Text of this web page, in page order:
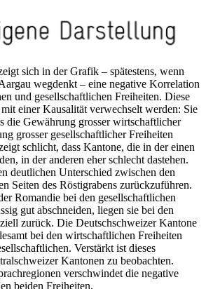
sich in der Grafik – spätestens, wenn
wegdenkt – eine negative Korrelation
und gesellschaftlichen Freiheiten. Diese
einer Kausalität verwechselt werden: Sie
die Gewährung grosser wirtschaftlicher
grosser gesellschaftlicher Freiheiten
schlicht, dass Kantone, die in der einen
in der anderen eher schlecht dastehen.
deutlichen Unterschied zwischen den
Seiten des Röstigrabens zurückzuführen.
Romandie bei den gesellschaftlichen
gut abschneiden, liegen sie bei den
zurück. Die Deutschschweizer Kantone
bei den wirtschaftlichen Freiheiten
Verstärkt ist dieses
Kantonen zu beobachten.
verschwindet die negative
beiden Freiheiten.